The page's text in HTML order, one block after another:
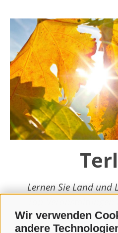
Wir verwenden
andere
Lernen Sie Land und